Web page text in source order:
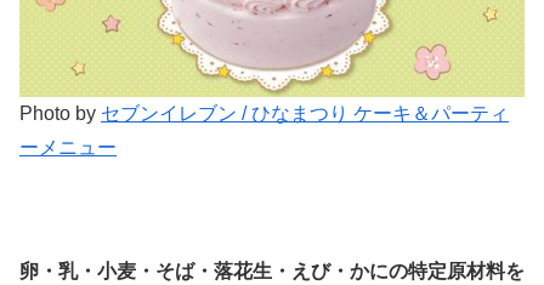
Photo by セブンイレブン / ひなまつり ケーキ＆パーティ
ーメニュー
卵・乳・小麦・そば・落花生・えび・かにの特定原材料を